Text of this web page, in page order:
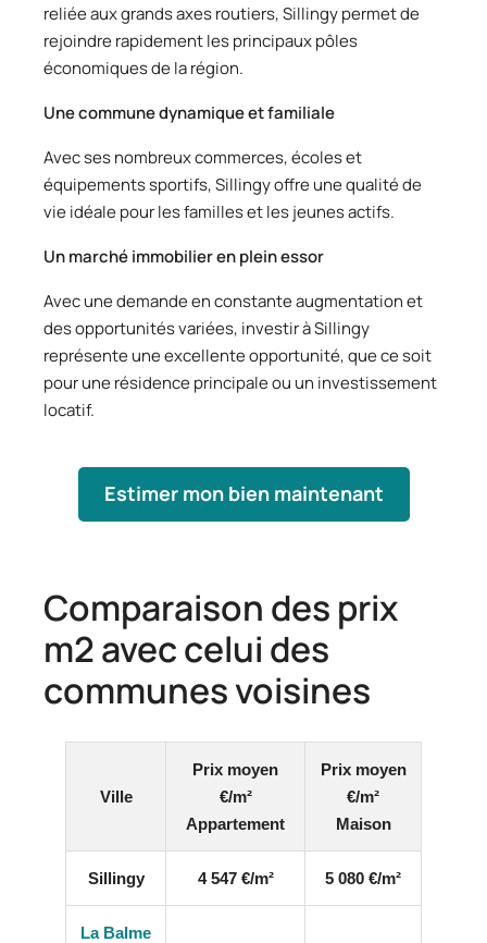
reliée aux grands axes routiers, Sillingy permet de
rejoindre rapidement les principaux pôles
économiques de la région.
Une commune dynamique et familiale
Avec ses nombreux commerces, écoles et
équipements sportifs, Sillingy offre une qualité de
vie idéale pour les familles et les jeunes actifs.
Un marché immobilier en plein essor
Avec une demande en constante augmentation et
des opportunités variées, investir à Sillingy
représente une excellente opportunité, que ce soit
pour une résidence principale ou un investissement
locatif.
Estimer mon bien maintenant
Comparaison des prix
m2 avec celui des
communes voisines
Ville
Prix moyen
€/m²
Appartement
Prix moyen
€/m²
Maison
Sillingy 4 547 €/m² 5 080 €/m²
La Balme